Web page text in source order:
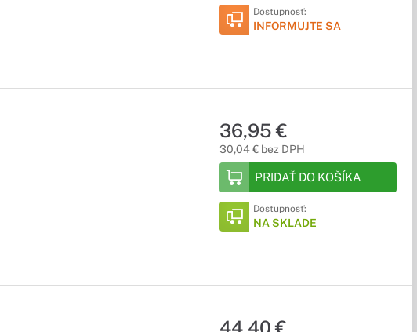
Dostupnosť:
INFORMUJTE SA
36,95 €
30,04 € bez DPH
PRIDAŤ DO KOŠÍKA
Dostupnosť:
NA SKLADE
44,40 €